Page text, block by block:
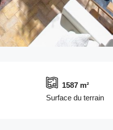
1587 m²
Surface du terrain